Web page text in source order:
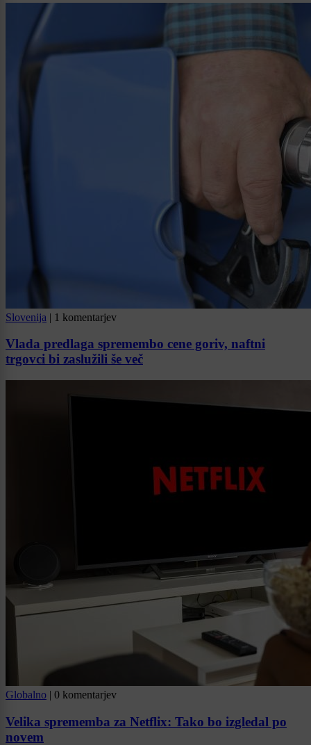
Slovenija | 1 komentarjev
Vlada predlaga spremembo cene goriv, naftni
trgovci bi zaslužili še več
Globalno | 0 komentarjev
Velika sprememba za Netflix: Tako bo izgledal po
novem